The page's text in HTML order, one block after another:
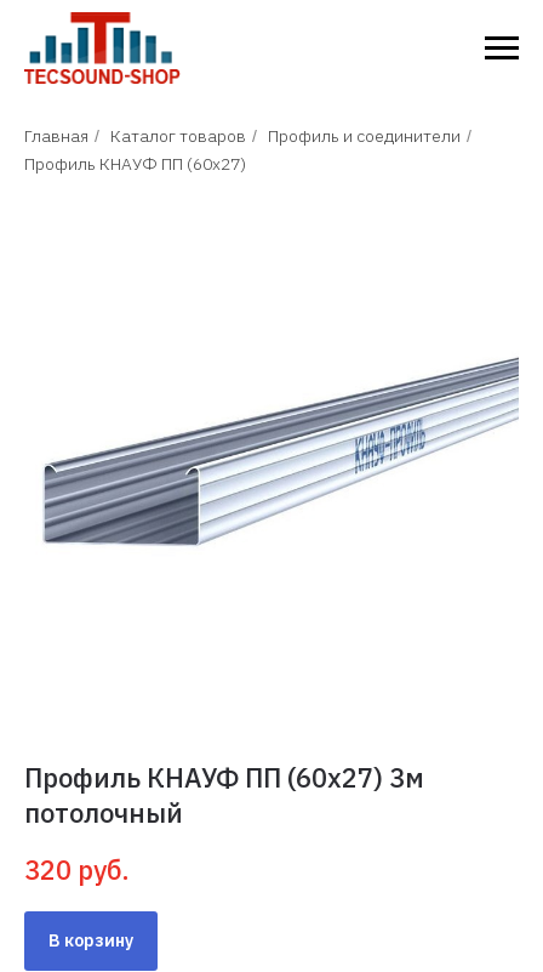
Главная / Каталог товаров / Профиль и соединители /
Профиль КНАУФ ПП (60x27)
Профиль КНАУФ ПП (60x27) 3м
потолочный
320 руб.
В корзину